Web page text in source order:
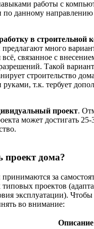
работы с
по данному
в строительной
много
всё, связанное с
Такой
строительство
руками, т.к. тербует
проект.
может достигать
проект дома?
за
типовых проектов
эксплуатации). Чтобы
во внимание:
Описание